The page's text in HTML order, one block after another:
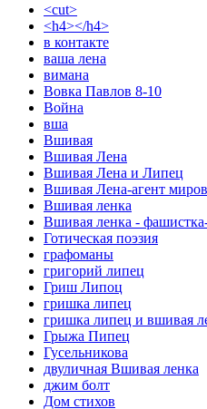
<cut>
<h4></h4>
в контакте
ваша лена
вимана
Вовка Павлов 8-10
Война
вша
Вшивая
Вшивая Лена
Вшивая Лена и Липец
Вшивая Лена-агент
Вшивая ленка
Вшивая ленка -
Готическая поэзия
графоманы
григорий липец
Гриш Липоц
гришка липец
гришка липец и вшивая
Грыжа Пипец
Гусельникова
двуличная Вшивая ленка
джим болт
Дом стихов